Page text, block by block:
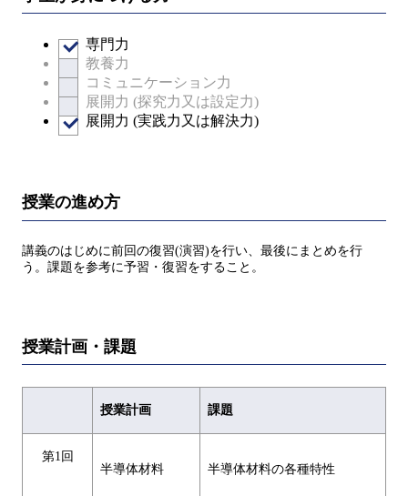
専門力
教養力
コミュニケーション力
展開力 (探究力又は設定力)
展開力 (実践力又は解決力)
授業の進め方
講義のはじめに前回の復習(演習)を行い、最後にまとめを行
う。課題を参考に予習・復習をすること。
授業計画・課題
授業計画 課題
第1回
半導体材料
半導体材料の各種特性